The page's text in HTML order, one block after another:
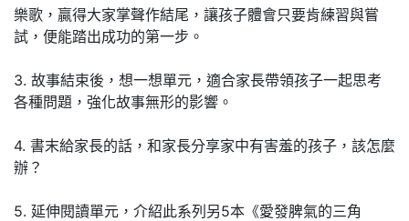
樂歌，贏得大家掌聲作結尾，讓孩子體會只要肯練習與嘗
試，便能踏出成功的第一步。
3. 故事結束後，想一想單元，適合家長帶領孩子一起思考
各種問題，強化故事無形的影響。
4. 書末給家長的話，和家長分享家中有害羞的孩子，該怎麼
辦？
5. 延伸閱讀單元，介紹此系列另5本《愛發脾氣的三角